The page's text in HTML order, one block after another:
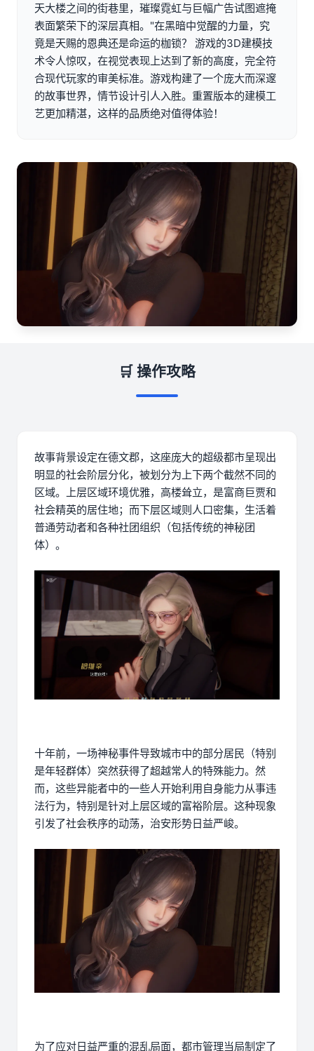
天大楼之间的街巷里，璀璨霓虹与巨幅广告试图遮掩
表面繁荣下的深层真相。"在黑暗中觉醒的力量，究
竟是天赐的恩典还是命运的枷锁？ 游戏的3D建模技
术令人惊叹，在视觉表现上达到了新的高度，完全符
合现代玩家的审美标准。游戏构建了一个庞大而深邃
的故事世界，情节设计引人入胜。重置版本的建模工
艺更加精湛，这样的品质绝对值得体验！
🛒 操作攻略
故事背景设定在德文郡，这座庞大的超级都市呈现出
明显的社会阶层分化，被划分为上下两个截然不同的
区域。上层区域环境优雅，高楼耸立，是富商巨贾和
社会精英的居住地；而下层区域则人口密集，生活着
普通劳动者和各种社团组织（包括传统的神秘团
体）。
十年前，一场神秘事件导致城市中的部分居民（特别
是年轻群体）突然获得了超越常人的特殊能力。然
而，这些异能者中的一些人开始利用自身能力从事违
法行为，特别是针对上层区域的富裕阶层。这种现象
引发了社会秩序的动荡，治安形势日益严峻。
为了应对日益严重的混乱局面，都市管理当局制定了